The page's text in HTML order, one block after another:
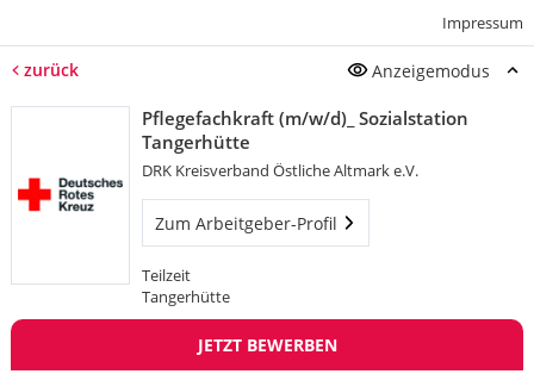
Impressum
zurück Anzeigemodus
Pflegefachkraft (m/w/d)_ Sozialstation
Tangerhütte
DRK Kreisverband Östliche Altmark e.V.
Zum Arbeitgeber-Profil
Teilzeit
Tangerhütte
JETZT BEWERBEN